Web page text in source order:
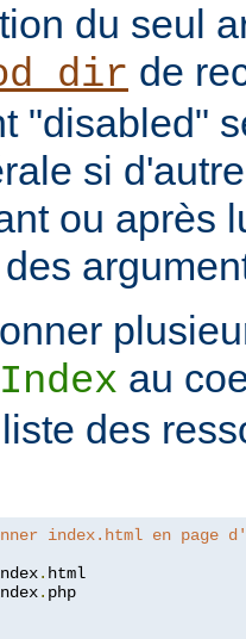
du seul
de
"disabled"
si
ou après
au
des
index.html en page
. html
.